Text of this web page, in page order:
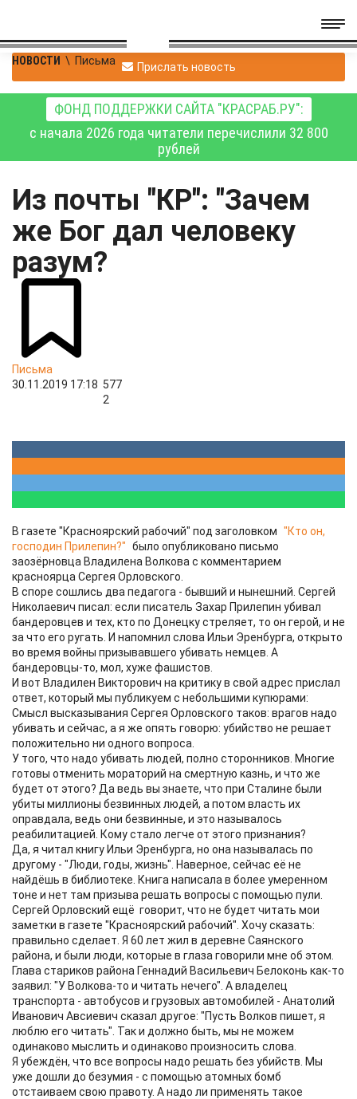
НОВОСТИ \ Письма Прислать новость
ФОНД ПОДДЕРЖКИ САЙТА "КРАСРАБ.РУ":
с начала 2026 года читатели перечислили 32 800
рублей
Из почты "КР": "Зачем
же Бог дал человеку
разум?
Письма
30.11.2019 17:18 577
2
В газете "Красноярский рабочий" под заголовком "Кто он,
господин Прилепин?" было опубликовано письмо
заозёрновца Владилена Волкова с комментарием
красноярца Сергея Орловского.
В споре сошлись два педагога - бывший и нынешний. Сергей
Николаевич писал: если писатель Захар Прилепин убивал
бандеровцев и тех, кто по Донецку стреляет, то он герой, и не
за что его ругать. И напомнил слова Ильи Эренбурга, открыто
во время войны призывавшего убивать немцев. А
бандеровцы-то, мол, хуже фашистов.
И вот Владилен Викторович на критику в свой адрес прислал
ответ, который мы публикуем с небольшими купюрами:
Смысл высказывания Сергея Орловского таков: врагов надо
убивать и сейчас, а я же опять говорю: убийство не решает
положительно ни одного вопроса.
У того, что надо убивать людей, полно сторонников. Многие
готовы отменить мораторий на смертную казнь, и что же
будет от этого? Да ведь вы знаете, что при Сталине были
убиты миллионы безвинных людей, а потом власть их
оправдала, ведь они безвинные, и это называлось
реабилитацией. Кому стало легче от этого признания?
Да, я читал книгу Ильи Эренбурга, но она называлась по
другому - "Люди, годы, жизнь". Наверное, сейчас её не
найдёшь в библиотеке. Книга написала в более умеренном
тоне и нет там призыва решать вопросы с помощью пули.
Сергей Орловский ещё говорит, что не будет читать мои
заметки в газете "Красноярский рабочий". Хочу сказать:
правильно сделает. Я 60 лет жил в деревне Саянского
района, и были люди, которые в глаза говорили мне об этом.
Глава стариков района Геннадий Васильевич Белоконь как-то
заявил: "У Волкова-то и читать нечего". А владелец
транспорта - автобусов и грузовых автомобилей - Анатолий
Иванович Авсиевич сказал другое: "Пусть Волков пишет, я
люблю его читать". Так и должно быть, мы не можем
одинаково мыслить и одинаково произносить слова.
Я убеждён, что все вопросы надо решать без убийств. Мы
уже дошли до безумия - с помощью атомных бомб
отстаиваем свою правоту. А надо ли применять такое